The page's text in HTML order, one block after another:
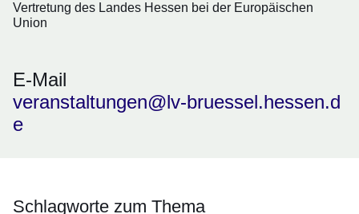
Vertretung des Landes Hessen bei der Europäischen
Union
E-Mail
veranstaltungen@lv-bruessel.hessen.d
e
Schlagworte zum Thema